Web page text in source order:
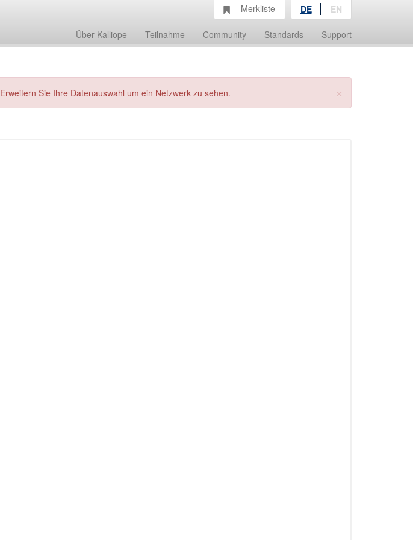
Über Kalliope Teilnahme Community Standards Support
Merkliste DE EN
×
Erweitern Sie Ihre Datenauswahl um ein Netzwerk zu sehen.